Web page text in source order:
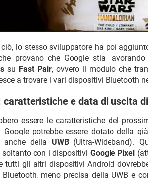
lo stesso sviluppatore ha poi
provano che Google stia
su Fast Pair, ovvero il modulo che
a trovare i vari dispositivi Bluetooth
caratteristiche e data di uscita
essere le caratteristiche del
Google potrebbe essere dotato della
anche della UWB(Ultra-Wideband).
con i dispositivi Google Pixel
tutti gli altri dispositivi Android
meno precisa della UWB e